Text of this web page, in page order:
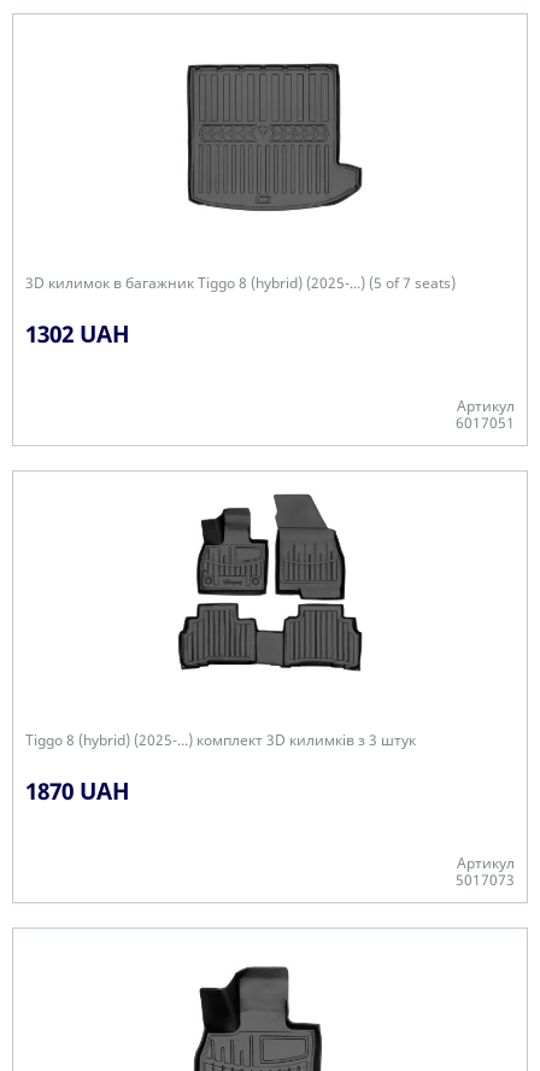
3D килимок в багажник Tiggo 8 (hybrid) (2025-...) (5 of 7 seats)
1302 UAH
Артикул
6017051
Tiggo 8 (hybrid) (2025-...) комплект 3D килимків з 3 штук
1870 UAH
Артикул
5017073